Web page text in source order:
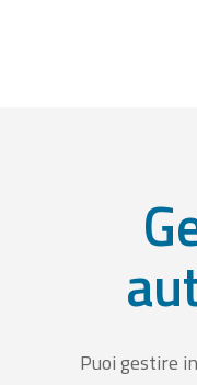
Puoi gestire